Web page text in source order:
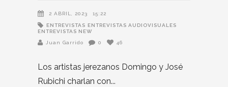
2 ABRIL, 2023 15:22
ENTREVISTAS
ENTREVISTAS AUDIOVISUALES
ENTREVISTAS NEW
Juan Garrido
0 46
Los artistas jerezanos Domingo y José
Rubichi charlan con